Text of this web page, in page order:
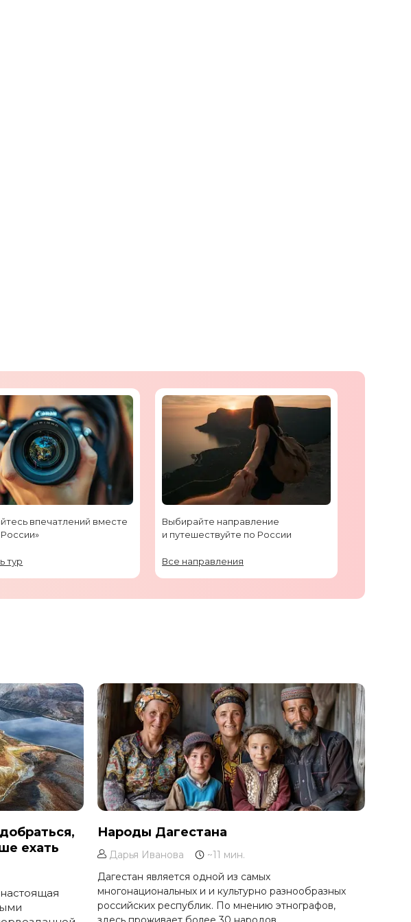
впечатлений вместе
тур
Выбирайте направление
и путешествуйте по России
Все направления
ехать
Народы Дагестана
Дарья Иванова
~11 мин.
Дагестан является одной из самых
многонациональных и и культурно разнообразных
российских республик. По мнению этнографов,